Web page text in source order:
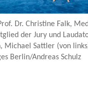
Dr. Christine Falk,
der Jury und
Michael Sattler (von
Berlin/Andreas Schulz